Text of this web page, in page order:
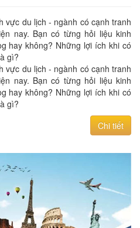
vực du lịch - ngành có cạnh tranh
nay. Bạn có từng hỏi liệu kinh
hay không? Những lợi ích khi có
gì?
vực du lịch - ngành có cạnh tranh
nay. Bạn có từng hỏi liệu kinh
hay không? Những lợi ích khi có
gì?
Chi tiết